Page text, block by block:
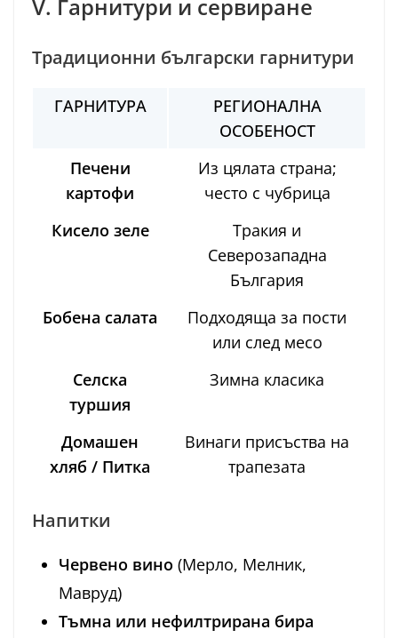
V. Гарнитури и сервиране
Традиционни български гарнитури
ГАРНИТУРА
РЕГИОНАЛНА
ОСОБЕНОСТ
Печени
картофи
Из цялата страна;
често с чубрица
Кисело зеле
Тракия и
Северозападна
България
Бобена салата
Подходяща за пости
или след месо
Селска
туршия
Зимна класика
Домашен
хляб / Питка
Винаги присъства на
трапезата
Напитки
Червено вино (Мерло, Мелник,
Мавруд)
Тъмна или нефилтрирана бира